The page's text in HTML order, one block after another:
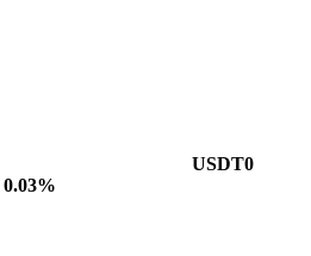
USDT0
0.03%